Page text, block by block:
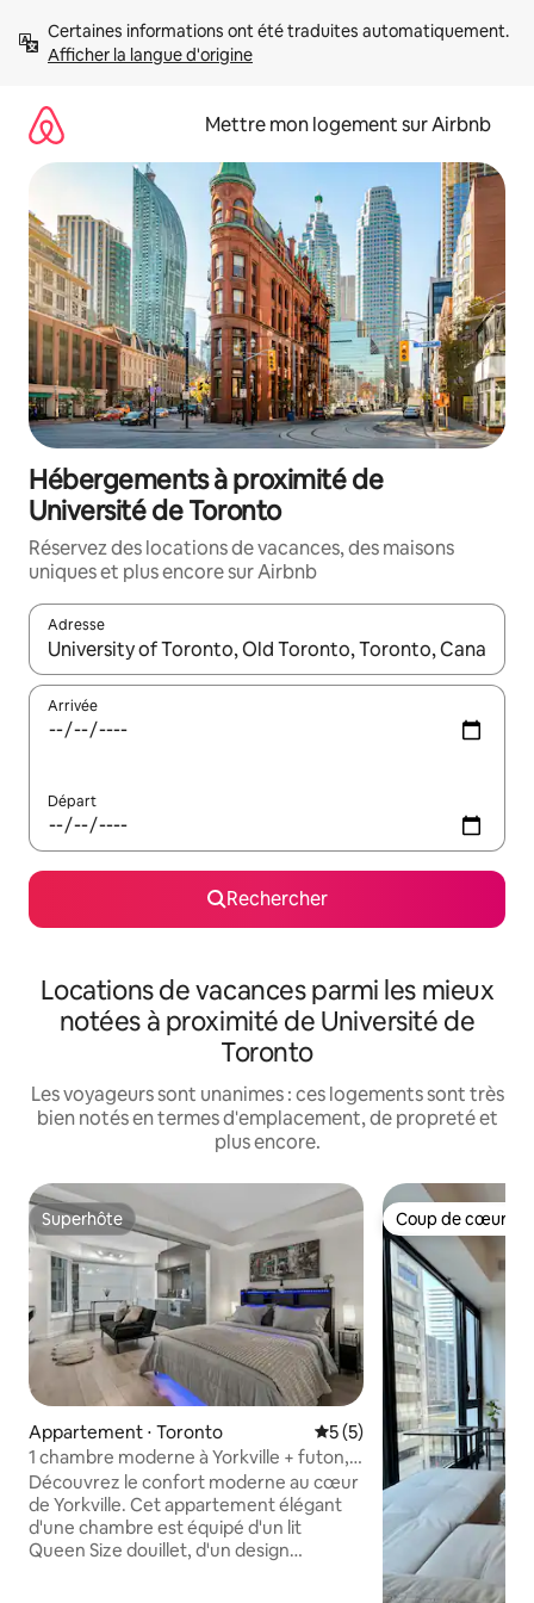
directement
Afficher la langue d'origine
Mettre mon logement sur Airbnb
Hébergements à proximité de
Université de Toronto
Réservez des locations de vacances, des maisons
uniques et plus encore sur Airbnb
Adresse
Lorsque les résultats s'affichent, utilisez les flèches vers le
Arrivée
Départ
Rechercher
Locations de vacances parmi les mieux
notées à proximité de Université de
Toronto
Les voyageurs sont unanimes : ces logements sont très
bien notés en termes d'emplacement, de propreté et
plus encore.
Superhôte
Superhôte
Appartement ⋅ Toronto Évaluation moyenne sur
5 (5)
1 chambre moderne à Yorkville + futon,
capacité d'hébergement de 3 personnes
Découvrez le confort moderne au cœur
de Yorkville. Cet appartement élégant
d'une chambre est équipé d'un lit
Queen Size douillet, d'un design
Coup de cœur
Coup de cœur